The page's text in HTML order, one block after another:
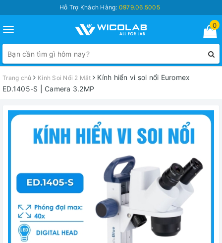
Hỗ Trợ Khách Hàng: 0979.06.5005
Toggle
navigation
0
Trang chủ Kính Soi Nổi 2 Mắt
Kính hiển vi soi nổi Euromex
ED.1405-S | Camera 3.2MP